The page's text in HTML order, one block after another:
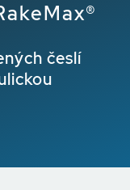
česlí